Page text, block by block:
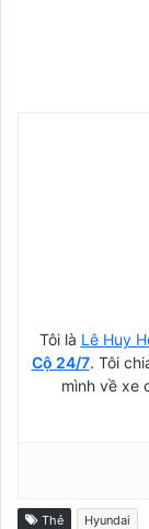
Tôi là Lê Huy
Cộ 24/7. Tôi
mình về xe
Thẻ Hyundai